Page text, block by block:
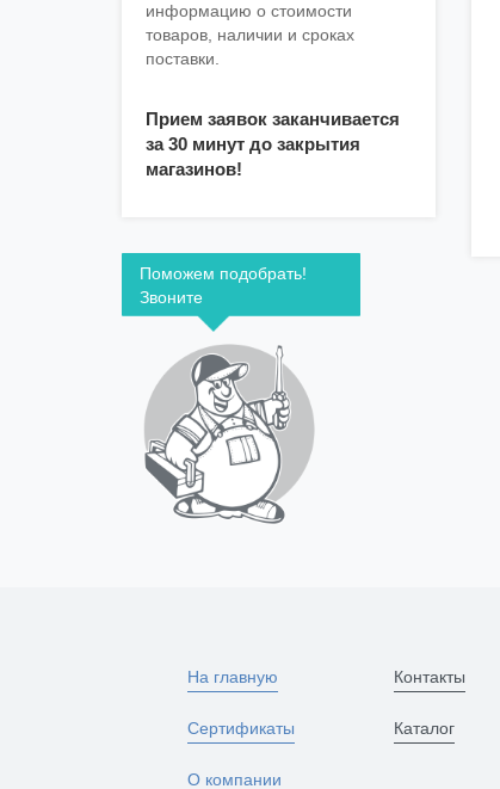
информацию о стоимости
товаров, наличии и сроках
поставки.
Прием заявок заканчивается
за 30 минут до закрытия
магазинов!
Поможем подобрать!
Звоните
На главную
Сертификаты
О компании
Контакты
Каталог